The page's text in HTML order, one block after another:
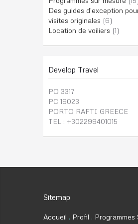
Des guides d’exception
visites originales (6)
Location de voiliers (1)
Develop Travel
PO 3317
PC 19023
PORTO RAFTI GREECE
TEL : +302299401015
Sitemap
Accueil Profil
Programmes